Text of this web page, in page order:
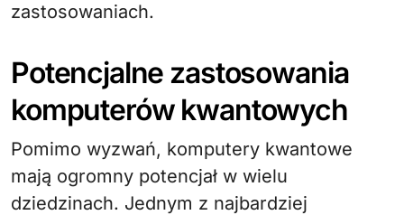
zastosowaniach.
Potencjalne zastosowania
komputerów kwantowych
Pomimo wyzwań, komputery kwantowe
mają ogromny potencjał w wielu
dziedzinach. Jednym z najbardziej